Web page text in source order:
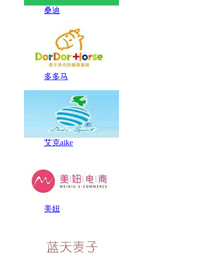
桑迪
多多马
艾克aike
美妞